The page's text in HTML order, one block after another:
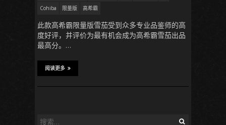
Cohiba
限量版 高希霸
此款高希霸限量版雪茄受到众多专业品鉴师的高
度好评，并评价为最有机会成为高希霸雪茄出品
最高分。…
阅读更多
搜